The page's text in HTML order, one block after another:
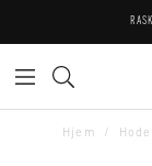
Hjem